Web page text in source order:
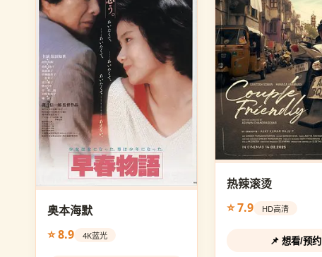
奥本海默
⭐ 8.9
4K蓝光
热辣滚烫
⭐ 7.9
HD高清
📌 想看/预约